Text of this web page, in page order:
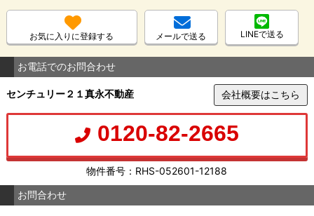
お気に入りに登録する メールで送る LINEで送る
お電話でのお問合わせ
センチュリー２１真永不動産 会社概要はこちら
0120-82-2665
物件番号：RHS-052601-12188
お問合わせ